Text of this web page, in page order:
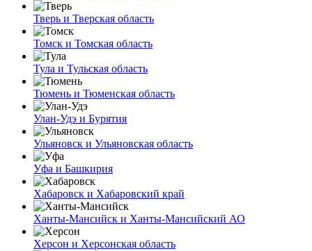
Тверь и Тверская область
Томск и Томская область
Тула и Тульская область
Тюмень и Тюменская область
Улан-Удэ и Бурятия
Ульяновск и Ульяновская область
Уфа и Башкирия
Хабаровск и Хабаровский край
Ханты-Мансийск и Ханты-Мансийский АО
Херсон и Херсонская область